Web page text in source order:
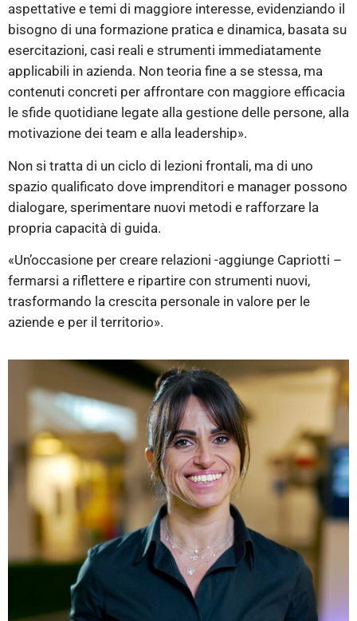
aspettative e temi di maggiore interesse, evidenziando il
bisogno di una formazione pratica e dinamica, basata su
esercitazioni, casi reali e strumenti immediatamente
applicabili in azienda. Non teoria fine a se stessa, ma
contenuti concreti per affrontare con maggiore efficacia
le sfide quotidiane legate alla gestione delle persone, alla
motivazione dei team e alla leadership».
Non si tratta di un ciclo di lezioni frontali, ma di uno
spazio qualificato dove imprenditori e manager possono
dialogare, sperimentare nuovi metodi e rafforzare la
propria capacità di guida.
«Un’occasione per creare relazioni -aggiunge Capriotti –
fermarsi a riflettere e ripartire con strumenti nuovi,
trasformando la crescita personale in valore per le
aziende e per il territorio».